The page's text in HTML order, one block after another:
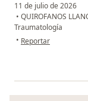
11 de julio de 2026
• QUIROFANOS
Traumatología
• en opinión del
Reportar